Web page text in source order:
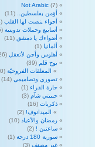
Not Arabic (7)
أؤمن بفلسطين..
(11)
أجواء ينصت لها القلب (4)
أسابيع وحملات تدوينية (15)
أضواءك يا دمشق (11)
ألمانيا (1)
أهلوس وأجن لأتعقل (26)
بوح قلم (39)
المعلقات الفروحيّة (10)
تصوري وتصاميمي (14)
حارة القراء (1)
حبيبتي شآم (3)
ذكريات (16)
الميدانوف! (2)
رمضان والأعياد (10)
ساعتين ! (2)
سورية 180 درجة
(1)
غير مصنف (3)